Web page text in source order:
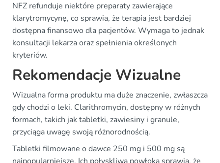
NFZ refunduje niektóre preparaty zawierające
klarytromycynę, co sprawia, że terapia jest bardziej
dostępna finansowo dla pacjentów. Wymaga to jednak
konsultacji lekarza oraz spełnienia określonych
kryteriów.
Rekomendacje Wizualne
Wizualna forma produktu ma duże znaczenie, zwłaszcza
gdy chodzi o leki. Clarithromycin, dostępny w różnych
formach, takich jak tabletki, zawiesiny i granule,
przyciąga uwagę swoją różnorodnością.
Tabletki filmowane o dawce 250 mg i 500 mg są